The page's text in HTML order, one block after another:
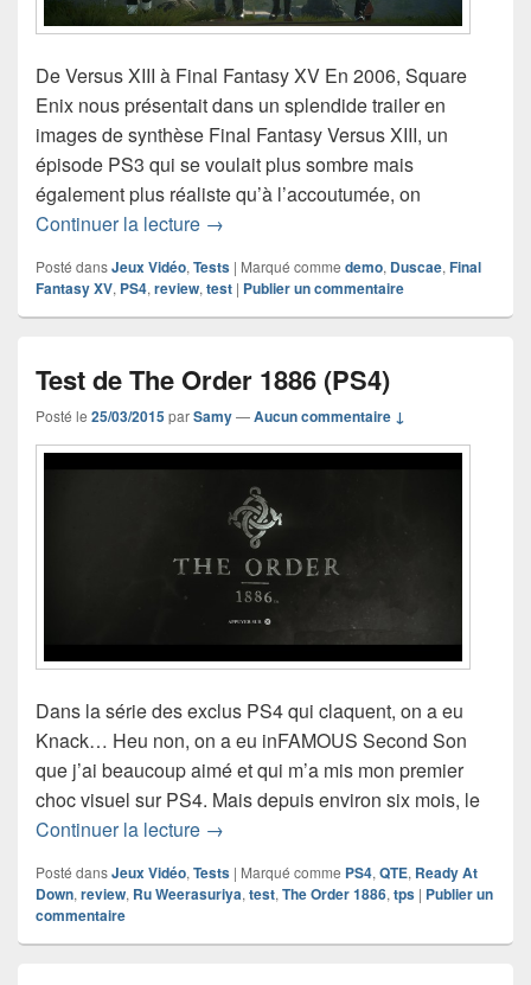
De Versus XIII à Final Fantasy XV En 2006, Square
Enix nous présentait dans un splendide trailer en
images de synthèse Final Fantasy Versus XIII, un
épisode PS3 qui se voulait plus sombre mais
également plus réaliste qu’à l’accoutumée, on
Continuer la lecture Test de Final Fantasy XV : Episode
→
Posté dansJeux Vidéo, Tests | Marqué comme demo, Duscae, Final
Fantasy XV, PS4, review, test | Publier un commentaire
Test de The Order 1886 (PS4)
Posté le 25/03/2015parSamy—Aucun commentaire ↓
Dans la série des exclus PS4 qui claquent, on a eu
Knack… Heu non, on a eu inFAMOUS Second Son
que j’ai beaucoup aimé et qui m’a mis mon premier
choc visuel sur PS4. Mais depuis environ six mois, le
Continuer la lecture Test de The Order 1886 (PS4)
→
Posté dansJeux Vidéo, Tests | Marqué comme PS4, QTE, Ready At
Down, review, Ru Weerasuriya, test, The Order 1886, tps | Publier un
commentaire